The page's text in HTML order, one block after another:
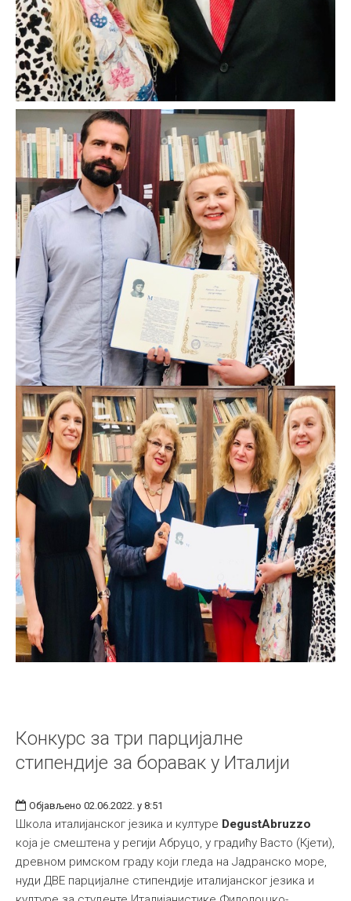
Конкурс за три парцијалне
стипендије за боравак у Италији
Објављено 02.06.2022. у 8:51
Школа италијанског језика и културе DegustAbruzzo
која је смештена у регији Абруцо, у градићу Васто (Кјети),
древном римском граду који гледа на Јадранско море,
нуди ДВЕ парцијалне стипендије италијанског језика и